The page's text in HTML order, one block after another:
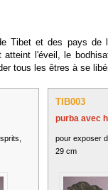
Tibet et des pays de
l'éveil, le
tous les êtres à se
TIB003
purba avec
pour exposer
29 cm